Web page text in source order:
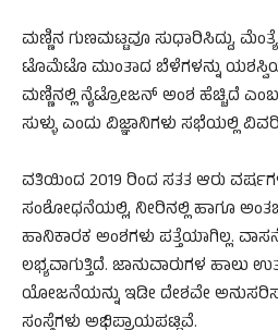
ಮಣ್ಣಿನ ಗುಣಮಟ್ಟವೂ ಸುಧಾರಿಸಿದ್ದು,
ಟೊಮೆಟೊ ಮುಂತಾದ ಬೆಳೆಗಳನ್ನು
ಮಣ್ಣಿನಲ್ಲಿ ನೈಟ್ರೋಜನ್ ಅಂಶ ಹೆಚ್ಚಿದೆ
ಸುಳ್ಳು ಎಂದು ವಿಜ್ಞಾನಿಗಳು ಸಭೆಯಲ್ಲಿ
ವತಿಯಿಂದ 2019 ರಿಂದ ಸತತ ಆರು
ಸಂಶೋಧನೆಯಲ್ಲಿ, ನೀರಿನಲ್ಲಿ ಹಾಗೂ
ಹಾನಿಕಾರಕ ಅಂಶಗಳು ಪತ್ತೆಯಾಗಿಲ್ಲ. ವಾಸನೆ
ಲಭ್ಯವಾಗುತ್ತಿದೆ. ಜಾನುವಾರುಗಳ ಹಾಲು
ಯೋಜನೆಯನ್ನು ಇಡೀ ದೇಶವೇ
ಸಂಸ್ಥೆಗಳು ಅಭಿಪ್ರಾಯಪಟ್ಟಿವೆ.